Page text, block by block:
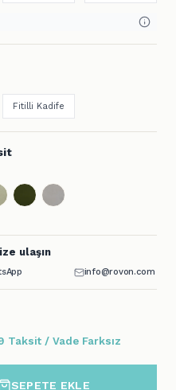
Fitilli Kadife
ulaşın
info@rovon.com
Taksit / Vade Farksız
SEPETE EKLE